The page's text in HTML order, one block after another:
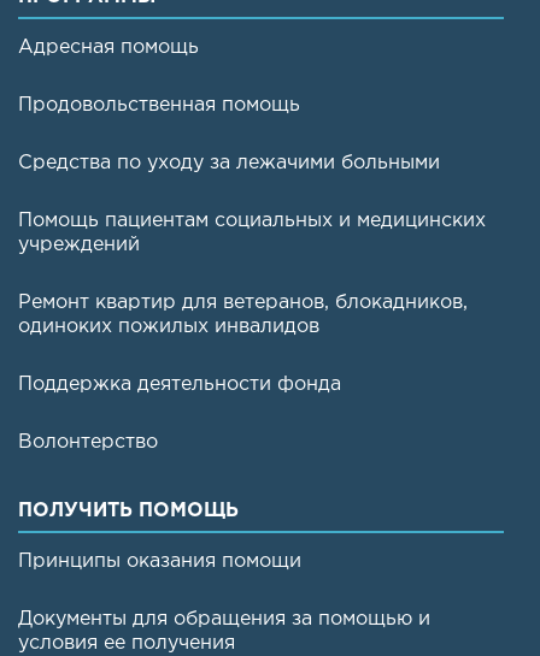
Адресная помощь
Продовольственная помощь
Средства по уходу за лежачими больными
Помощь пациентам социальных и медицинских
учреждений
Ремонт квартир для ветеранов, блокадников,
одиноких пожилых инвалидов
Поддержка деятельности фонда
Волонтерство
ПОЛУЧИТЬ ПОМОЩЬ
Принципы оказания помощи
Документы для обращения за помощью и
условия ее получения